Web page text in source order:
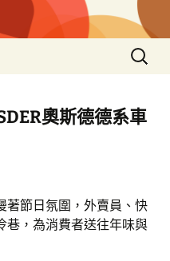
搜
尋
鍵
字:
奧斯德德系車
著節日氛圍，外賣員、快
巷，為消費者送往年味與